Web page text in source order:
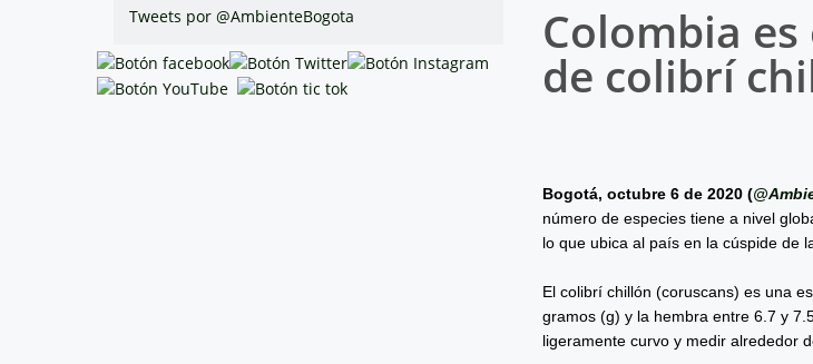
Tweets por @AmbienteBogota Colombia
de colibrí
Bogotá, octubre 6 de 2020 (
número de especies tiene a nivel
lo que ubica al país en la cúspide de
El colibrí chillón (coruscans) es una
gramos (g) y la hembra entre 6.7 y
ligeramente curvo y medir alrededor